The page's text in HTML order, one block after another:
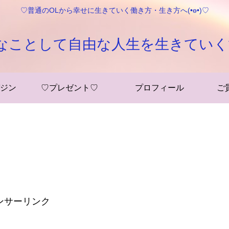
♡普通のOLから幸せに生きていく働き方・生き方へ(•ө•)♡
ことして自由な人生を生きてい
ン ♡プレゼント♡ プロフィール ご
サーリンク